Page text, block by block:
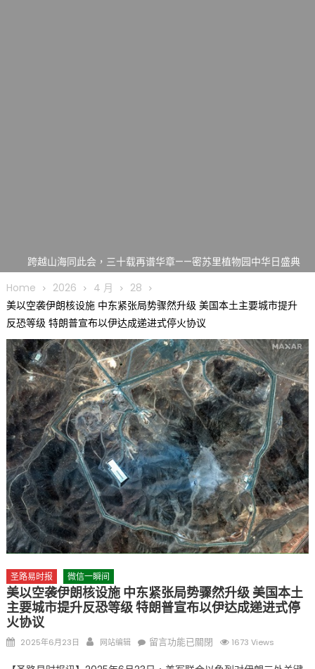
跨越山海同此会，三十载再谱华章——密苏里植物园中华日盛典
圆满举行
圣路易龙舟俱乐部5月16日龙舟体验日 邀请各界亲身体验划行乐
趣 + 水上竞速魅力
三十二载跨越时空的相逢
执掌密苏里植物园近四十年 致力推动全球植物多样性研究与中美
合作 Peter Raven 博士逝世 享年89岁
一晃三十年，初夏又相逢。中华日，等你来赴约 —— 密苏里植物
园“中华日三十周年特别报道（五）
筝声与琴韵交汇：刘励(Li Statler)与钢琴家Darek演绎一场古筝
与钢琴的精彩对话
Home 2026 4 月
28
美以空袭伊朗核设施 中东紧张局势骤然升级 美国本土主要城市提升
反恐等级 特朗普宣布以伊达成递进式停火协议
圣路易时报 微信一瞬间
美以空袭伊朗核设施 中东紧张局势骤然升级 美国本土
主要城市提升反恐等级 特朗普宣布以伊达成递进式停
火协议
Posted
2025年6月23日 Author
网站编辑
在
留言功能已關閉 1673 Views